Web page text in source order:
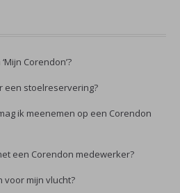
Corendon’?
een stoelreservering?
ik meenemen op een Corendon
een Corendon medewerker?
voor mijn vlucht?